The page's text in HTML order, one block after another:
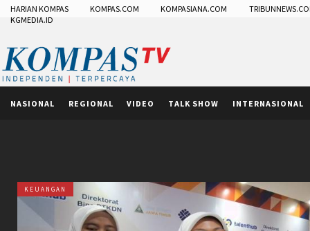
HARIAN KOMPAS KOMPAS.COM KOMPASIANA.COM
KGMEDIA.ID
NASIONAL REGIONAL VIDEO TALK SHOW INTERNASIONAL
KEUANGAN